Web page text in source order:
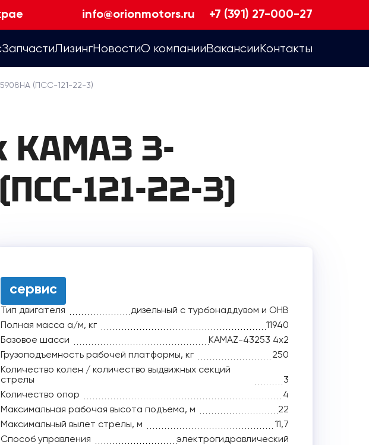
info@orionmotors.ru +7 (391) 27-000-27
ЗапчастиЛизингНовостиО компанииВакансииКонтакты
(ПСС-121-22-3)
КАМАЗ 3-
121-22-3)
сервис
Тип двигателя
дизельный с турбонаддувом и ОНВ
Полная масса а/м, кг
11940
Базовое шасси
KAMAZ-43253 4х2
Грузоподъемность рабочей платформы, кг
250
Количество колен / количество выдвижных секций
стрелы
3
Количество опор
4
Максимальная рабочая высота подъема, м
22
Максимальный вылет стрелы, м
11,7
Способ управления
электрогидравлический